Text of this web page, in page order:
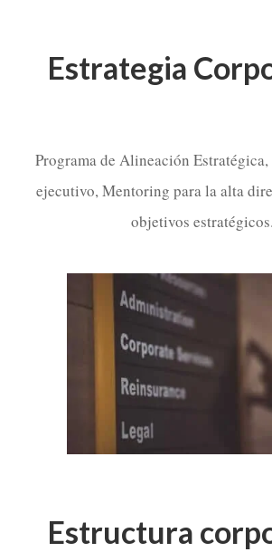
Estrategia
Programa de Alineación
ejecutivo, Mentoring para la alta
objetivos estratégicos.
Estructura